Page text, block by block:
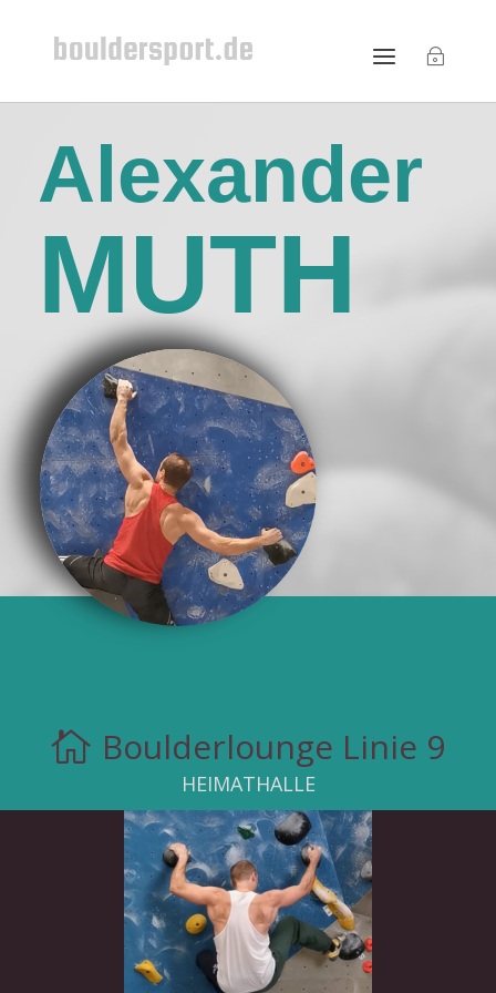
Alexander
MUTH
 Boulderlounge Linie 9
HEIMATHALLE